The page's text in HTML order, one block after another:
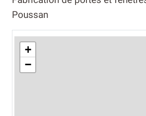
Poussan
+
−